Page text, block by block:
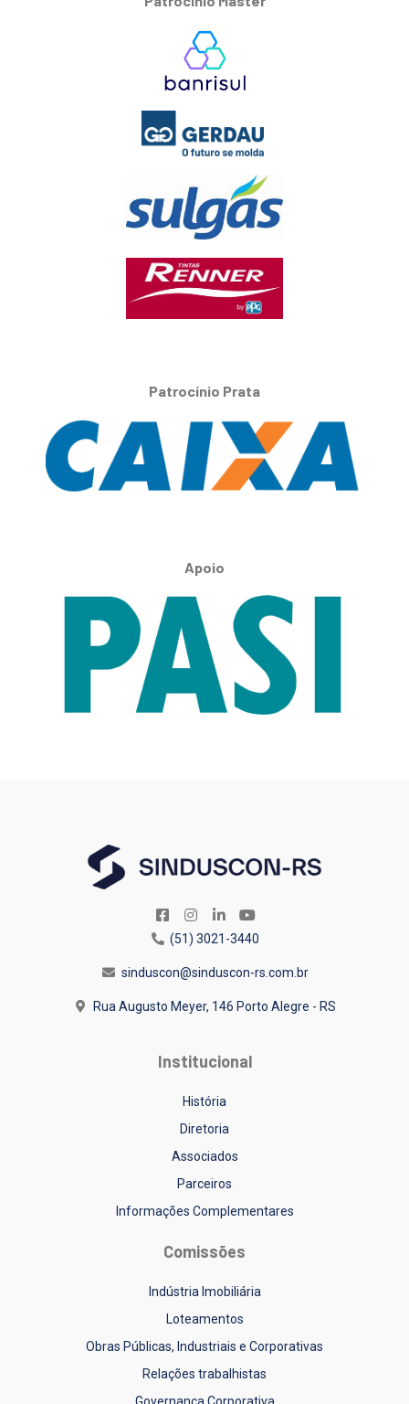
Patrocínio Prata
Apoio
(51) 3021-3440
sinduscon@sinduscon-rs.com.br
Rua Augusto Meyer, 146 Porto Alegre - RS
Institucional
História
Diretoria
Associados
Parceiros
Informações Complementares
Comissões
Indústria Imobiliária
Loteamentos
Obras Públicas, Industriais e Corporativas
Relações trabalhistas